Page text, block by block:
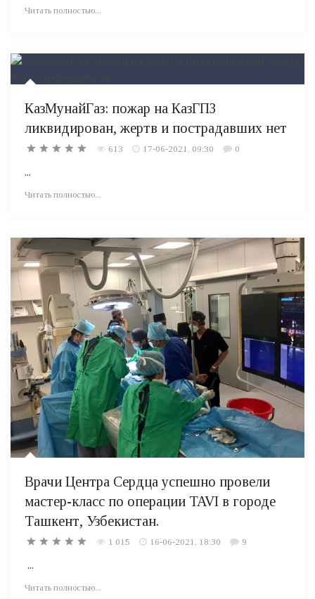
Читать полностью...
КазМунайГаз: пожар на КазГПЗ
ликвидирован, жертв и пострадавших нет
613 17-06-2021, 09:30 0
...
Читать полностью...
Врачи Центра Сердца успешно провели
мастер-класс по операции TAVI в городе
Ташкент, Узбекистан.
1 015 16-06-2021, 18:30 9
...
Читать полностью...